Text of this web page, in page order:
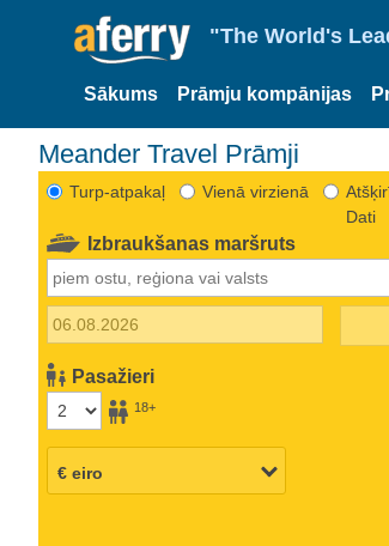
"The World's
Sākums Prāmju kompānijas
Meander Travel Prāmji
Turp-atpakaļ Vienā virzienā
Dati
Izbraukšanas maršruts
Pasažieri
18+